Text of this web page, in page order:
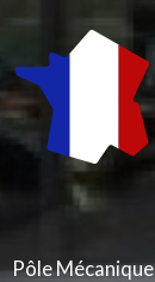
Pôle Mécanique